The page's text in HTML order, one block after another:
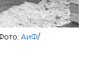
АиФ/